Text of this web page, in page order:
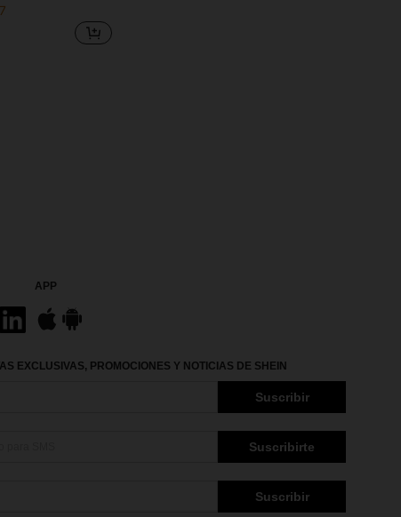
APP
EXCLUSIVAS, PROMOCIONES Y NOTICIAS DE SHEIN
Suscribir
Suscribirte
Suscribir